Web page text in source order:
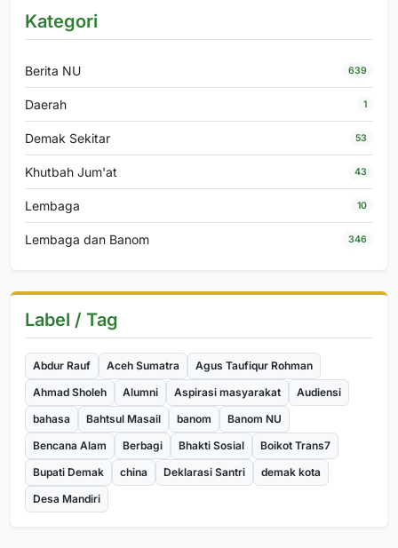
Kategori
Berita NU 639
Daerah 1
Demak Sekitar 53
Khutbah Jum'at 43
Lembaga 10
Lembaga dan Banom 346
Label / Tag
Abdur Rauf Aceh Sumatra
Agus Taufiqur Rohman
Ahmad Sholeh
Alumni Aspirasi masyarakat
Audiensi
bahasa
Bahtsul Masail banom
Banom NU
Bencana Alam
Berbagi Bhakti Sosial
Boikot Trans7
Bupati Demak
china Deklarasi Santri
demak kota
Desa Mandiri